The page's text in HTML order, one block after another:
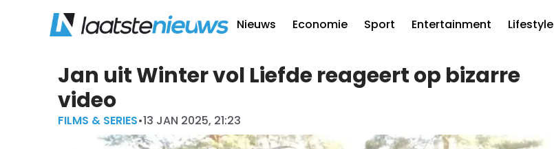
Nieuws Economie Sport Entertainment Lifestyle
Jan uit Winter vol Liefde reageert op bizarre
video
FILMS & SERIES•13 JAN 2025, 21:23